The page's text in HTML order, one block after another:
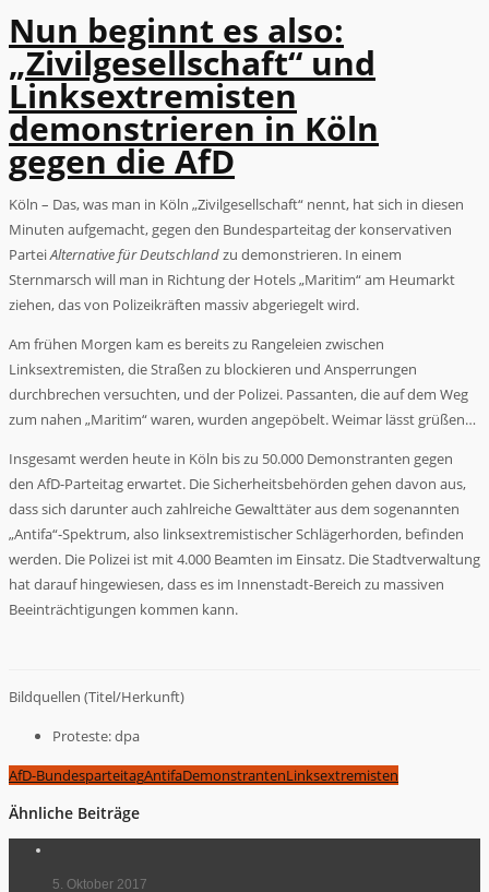
Nun beginnt es also:
„Zivilgesellschaft“ und
Linksextremisten
demonstrieren in Köln
gegen die AfD
Köln – Das, was man in Köln „Zivilgesellschaft“ nennt, hat sich in diesen
Minuten aufgemacht, gegen den Bundesparteitag der konservativen
ParteiAlternative für Deutschlandzu demonstrieren. In einem
Sternmarsch will man in Richtung der Hotels „Maritim“ am Heumarkt
ziehen, das von Polizeikräften massiv abgeriegelt wird.
Am frühen Morgen kam es bereits zu Rangeleien zwischen
Linksextremisten, die Straßen zu blockieren und Ansperrungen
durchbrechen versuchten, und der Polizei. Passanten, die auf dem Weg
zum nahen „Maritim“ waren, wurden angepöbelt. Weimar lässt grüßen…
Insgesamt werden heute in Köln bis zu 50.000 Demonstranten gegen
den AfD-Parteitag erwartet. Die Sicherheitsbehörden gehen davon aus,
dass sich darunter auch zahlreiche Gewalttäter aus dem sogenannten
„Antifa“-Spektrum, also linksextremistischer Schlägerhorden, befinden
werden. Die Polizei ist mit 4.000 Beamten im Einsatz. Die Stadtverwaltung
hat darauf hingewiesen, dass es im Innenstadt-Bereich zu massiven
Beeinträchtigungen kommen kann.
Bildquellen (Titel/Herkunft)
Proteste: dpa
AfD-BundesparteitagAntifaDemonstrantenLinksextremisten
Ähnliche Beiträge
5. Oktober 2017